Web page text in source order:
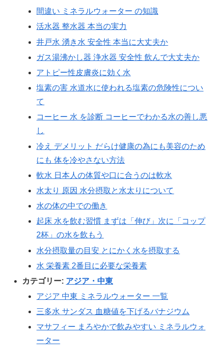
間違い ミネラルウォーター の知識
活水器 整水器 本当の実力
井戸水 湧き水 安全性 本当に大丈夫か
ガス湯沸かし器 浄水器 安全性 飲んで大丈夫か
アトピー性皮膚炎に効く水
塩素の害 水道水に使われる塩素の危険性につい
て
コーヒー 水 を診断 コーヒーでわかる水の善し悪
し
冷え デメリット だらけ健康の為にも美容のため
にも 体を冷やさない方法
軟水 日本人の体質や口に合うのは軟水
水太り 原因 水分摂取と水太りについて
水の体の中での働き
起床 水を飲む習慣 まずは「伸び」次に「コップ
2杯」の水を飲もう
水分摂取量の目安 とにかく水を摂取する
水 栄養素 2番目に必要な栄養素
カテゴリー: アジア・中東
アジア 中東 ミネラルウォーター 一覧
三多水 サンダス 血糖値を下げるバナジウム
マサフィー まろやかで飲みやすい ミネラルウォ
ーター